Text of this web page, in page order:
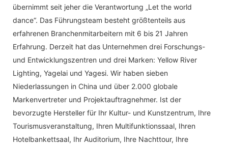
übernimmt seit jeher die Verantwortung „Let the world
dance“. Das Führungsteam besteht größtenteils aus
erfahrenen Branchenmitarbeitern mit 6 bis 21 Jahren
Erfahrung. Derzeit hat das Unternehmen drei Forschungs-
und Entwicklungszentren und drei Marken: Yellow River
Lighting, Yagelai und Yagesi. Wir haben sieben
Niederlassungen in China und über 2.000 globale
Markenvertreter und Projektauftragnehmer. Ist der
bevorzugte Hersteller für Ihr Kultur- und Kunstzentrum, Ihre
Tourismusveranstaltung, Ihren Multifunktionssaal, Ihren
Hotelbankettsaal, Ihr Auditorium, Ihre Nachttour, Ihre